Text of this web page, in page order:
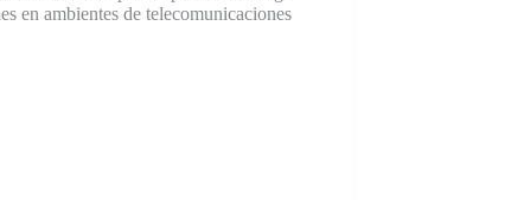
en ambientes de telecomunicaciones